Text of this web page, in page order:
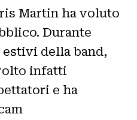
Martin ha voluto
Durante
della band,
infatti
e ha